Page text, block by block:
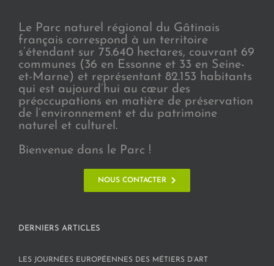
Le Parc naturel régional du Gâtinais
français correspond à un territoire
s’étendant sur 75.640 hectares, couvrant 69
communes (36 en Essonne et 33 en Seine-
et-Marne) et représentant 82.153 habitants
qui est aujourd’hui au cœur des
préoccupations en matière de préservation
de l’environnement et du patrimoine
naturel et culturel.
Bienvenue dans le Parc !
NOUS CONTACTER
DERNIERS ARTICLES
LES JOURNÉES EUROPÉENNES DES MÉTIERS D’ART